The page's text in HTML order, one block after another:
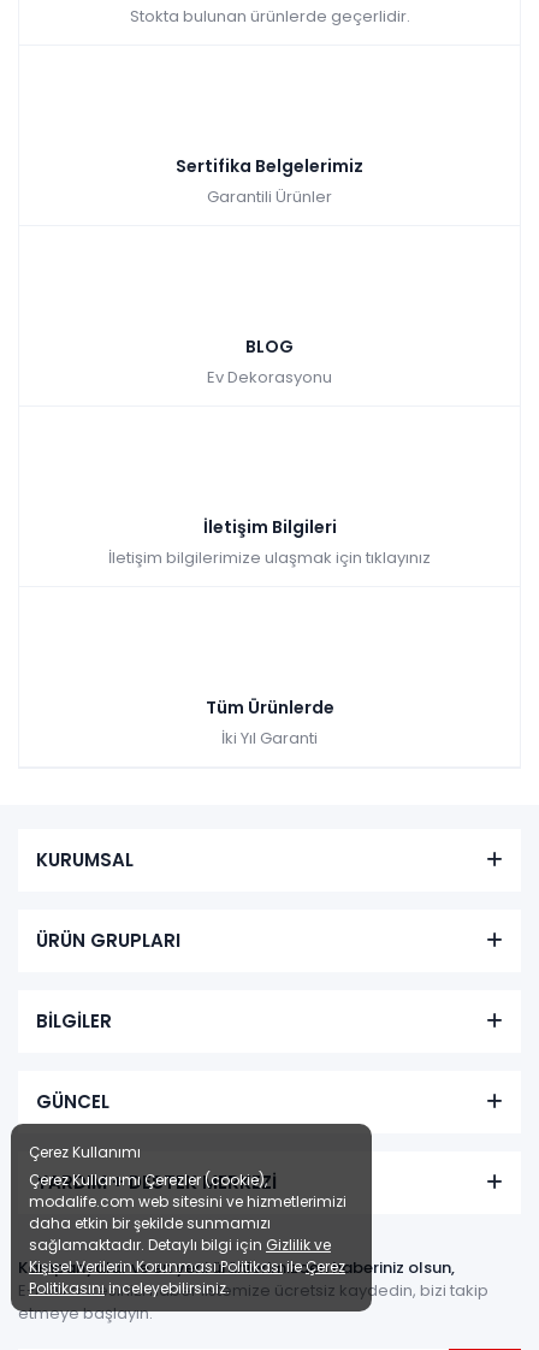
Stokta bulunan ürünlerde geçerlidir.
Sertifika Belgelerimiz
Garantili Ürünler
BLOG
Ev Dekorasyonu
İletişim Bilgileri
İletişim bilgilerimize ulaşmak için tıklayınız
Tüm Ürünlerde
İki Yıl Garanti
KURUMSAL
ÜRÜN GRUPLARI
BİLGİLER
GÜNCEL
YARDIM + DESTEK MERKEZİ
Kampanyalar ve en yeni ürünlerimizden haberiniz olsun,
E-Mail adresinizi haber listemize ücretsiz kaydedin, bizi takip
etmeye başlayın.
Çerez Kullanımı
Çerez Kullanımı Çerezler (cookie),
modalife.com web sitesini ve hizmetlerimizi
daha etkin bir şekilde sunmamızı
sağlamaktadır. Detaylı bilgi için Gizlilik ve
Kişisel Verilerin Korunması PolitikasıileÇerez
Politikasınıinceleyebilirsiniz.